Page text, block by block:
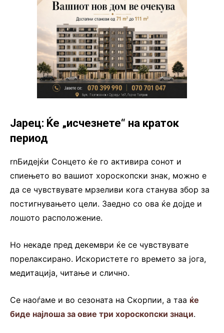
Јарец: Ќе „исчезнете“ на краток
период
rnБидејќи Сонцето ќе го активира сонот и
спиењето во вашиот хороскопски знак, можно е
да се чувствувате мрзеливи кога станува збор за
постигнувањето цели. Заедно со ова ќе дојде и
лошото расположение.
Но некаде пред декември ќе се чувствувате
порелаксирано. Искористете го времето за јога,
медитација, читање и слично.
Се наоѓаме и во сезоната на Скорпии, а таа ќе
биде најлоша за овие три хороскопски знаци.